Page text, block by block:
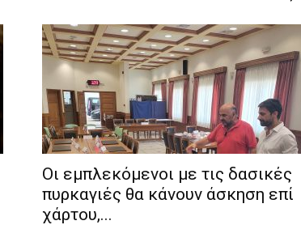
Οι εμπλεκόμενοι με τις δασικές
πυρκαγιές θα κάνουν άσκηση επί
χάρτου,...